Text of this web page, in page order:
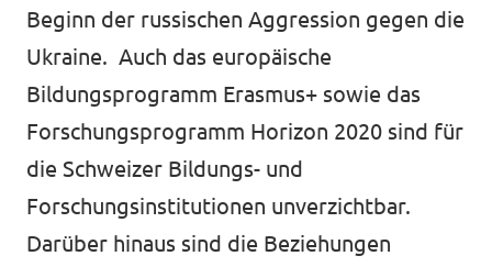
Beginn der russischen Aggression gegen die
Ukraine. Auch das europäische
Bildungsprogramm Erasmus+ sowie das
Forschungsprogramm Horizon 2020 sind für
die Schweizer Bildungs- und
Forschungsinstitutionen unverzichtbar.
Darüber hinaus sind die Beziehungen